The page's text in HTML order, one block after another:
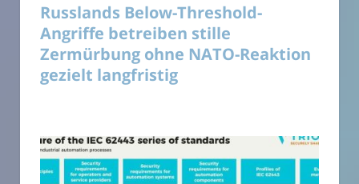
Russlands Below-Threshold-
Angriffe betreiben stille
Zermürbung ohne NATO-Reaktion
gezielt langfristig